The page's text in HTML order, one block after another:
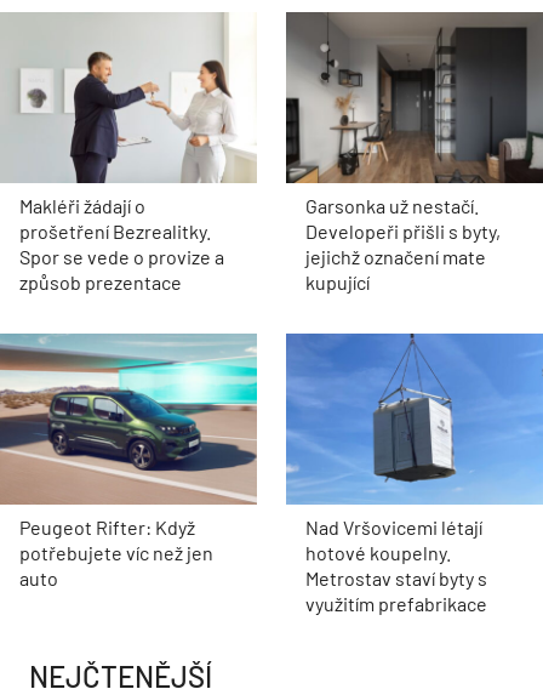
Makléři žádají o
prošetření Bezrealitky.
Spor se vede o provize a
způsob prezentace
Garsonka už nestačí.
Developeři přišli s byty,
jejichž označení mate
kupující
Peugeot Rifter: Když
potřebujete víc než jen
auto
Nad Vršovicemi létají
hotové koupelny.
Metrostav staví byty s
využitím prefabrikace
NEJČTENĚJŠÍ